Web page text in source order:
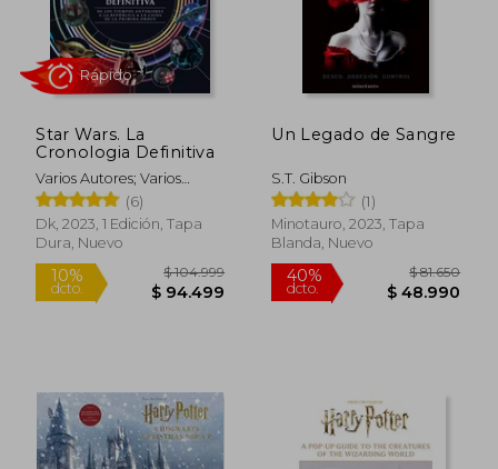
Star Wars. La
Cronologia Definitiva
Varios Autores; Varios
Autores
(6)
Dk, 2023, 1 Edición, Tapa
Dura, Nuevo
Un Legado de Sangre
S.T. Gibson
(1)
Minotauro, 2023, Tapa
Blanda, Nuevo